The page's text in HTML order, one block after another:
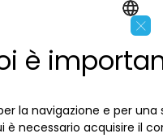
ENGLISH
×
è
la navigazione e per una
necessario acquisire il